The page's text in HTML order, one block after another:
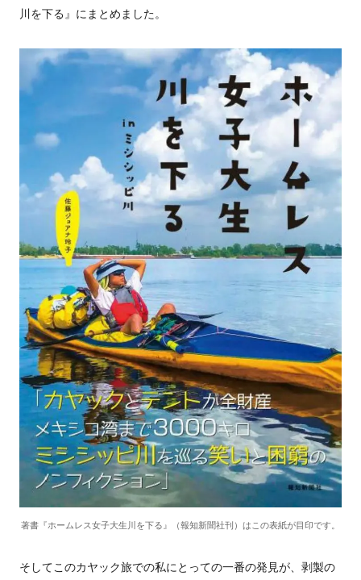
川を下る』にまとめました。
著書『ホームレス女子大生川を下る』（報知新聞社刊）はこの表紙が目印です。
そしてこのカヤック旅での私にとっての一番の発見が、剥製の